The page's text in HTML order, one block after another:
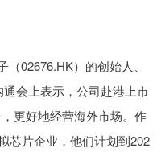
02676.HK）的创始人、
会上表示，公司赴港上市
更好地经营海外市场。作
芯片企业，他们计划到202